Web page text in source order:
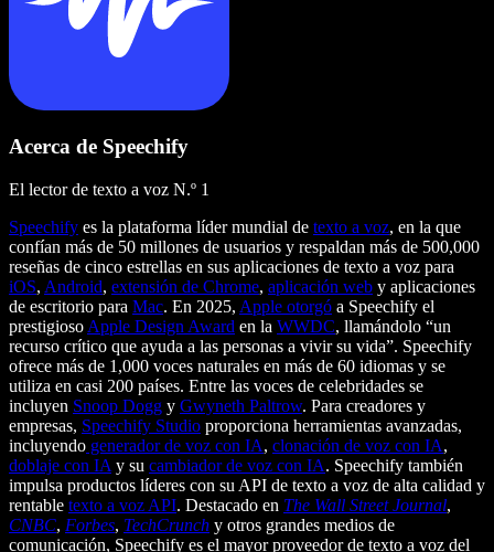
Acerca de Speechify
El lector de texto a voz N.º 1
Speechify es la plataforma líder mundial de texto a voz, en la que
confían más de 50 millones de usuarios y respaldan más de 500,000
reseñas de cinco estrellas en sus aplicaciones de texto a voz para
iOS, Android, extensión de Chrome, aplicación web y aplicaciones
de escritorio para Mac. En 2025, Apple otorgó a Speechify el
prestigioso Apple Design Award en la WWDC, llamándolo “un
recurso crítico que ayuda a las personas a vivir su vida”. Speechify
ofrece más de 1,000 voces naturales en más de 60 idiomas y se
utiliza en casi 200 países. Entre las voces de celebridades se
incluyen Snoop Dogg y Gwyneth Paltrow. Para creadores y
empresas, Speechify Studio proporciona herramientas avanzadas,
incluyendo generador de voz con IA, clonación de voz con IA,
doblaje con IA y su cambiador de voz con IA. Speechify también
impulsa productos líderes con su API de texto a voz de alta calidad y
rentable texto a voz API. Destacado en The Wall Street Journal,
CNBC, Forbes, TechCrunch y otros grandes medios de
comunicación, Speechify es el mayor proveedor de texto a voz del